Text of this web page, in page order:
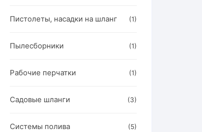
Пистолеты, насадки на шланг (1)
Пылесборники (1)
Рабочие перчатки (1)
Садовые шланги (3)
Системы полива (5)